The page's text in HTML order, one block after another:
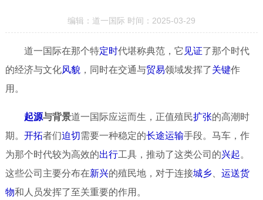
编辑：道一国际 时间：2025-03-29
道一国际在那个特定时代堪称典范，它 见证了那个时代
的经济与文化风貌 ，同时在交通与贸易领域发挥了关键作
用。
起源与背景道一国际应运而生，正值殖民扩张的高潮时
期。 开拓者们迫切需要一种稳定的长途运输手段。马车，作
为那个时代较为高效的出行工具，推动了这类公司的兴起。
这些公司主要分布在新兴的殖民地，对于连接城乡、 运送货
物和人员发挥了至关重要的作用。